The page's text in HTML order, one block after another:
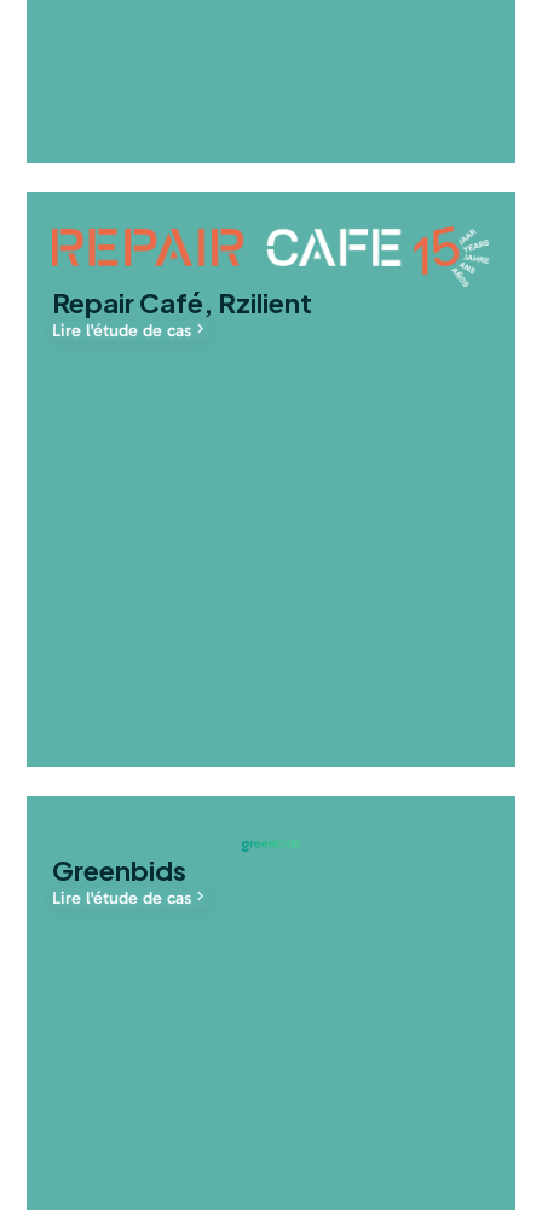
Repair Café, Rzilient
Lire l'étude de cas
Greenbids
Lire l'étude de cas